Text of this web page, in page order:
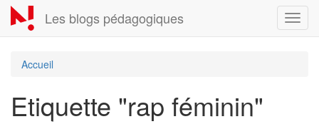
Aller
au
contenu
Les blogs pédagogiques
Accueil
Etiquette "rap féminin"